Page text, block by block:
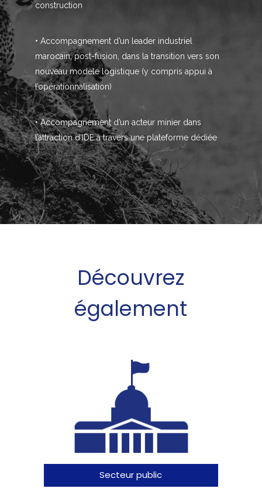
construction
• Accompagnement d’un leader industriel
marocain, post-fusion, dans la transition vers son
nouveau modèle logistique (y compris appui à
l’opérationnalisation)
• Accompagnement d’un acteur minier dans
l’attraction d’IDE à travers une plateforme dédiée
Découvrez
également
Secteur public